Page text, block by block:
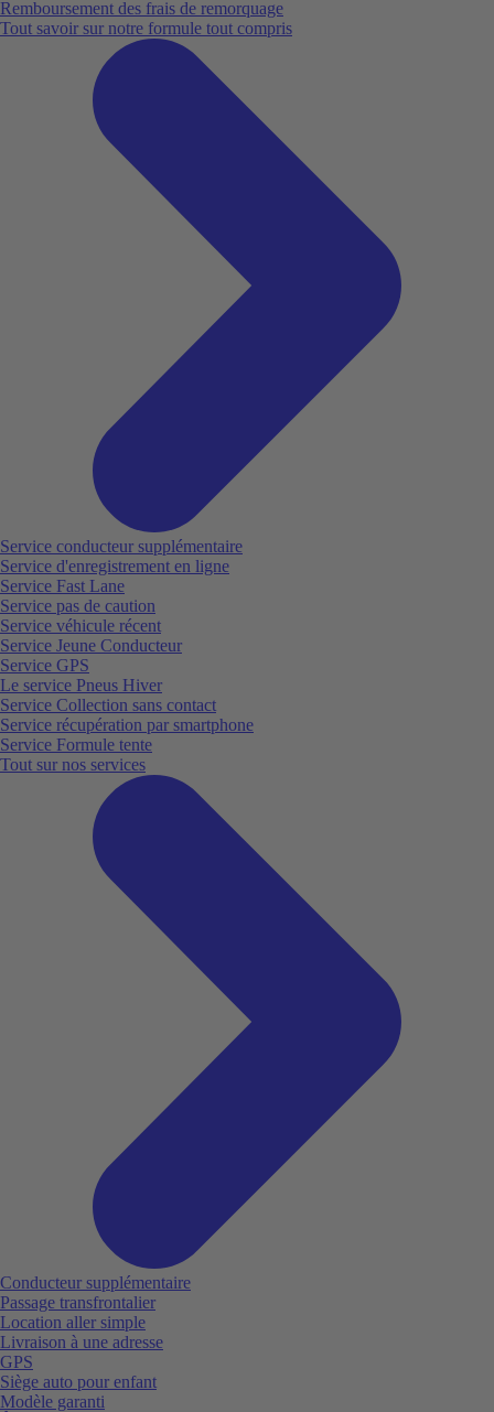
Remboursement des frais de remorquage
Tout savoir sur notre formule tout compris
Service conducteur supplémentaire
Service d'enregistrement en ligne
Service Fast Lane
Service pas de caution
Service véhicule récent
Service Jeune Conducteur
Service GPS
Le service Pneus Hiver
Service Collection sans contact
Service récupération par smartphone
Service Formule tente
Tout sur nos services
Conducteur supplémentaire
Passage transfrontalier
Location aller simple
Livraison à une adresse
GPS
Siège auto pour enfant
Modèle garanti